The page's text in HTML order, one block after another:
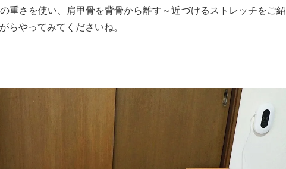
重さを使い、肩甲骨を背骨から離す～近づけるストレッチをご紹
らやってみてくださいね。